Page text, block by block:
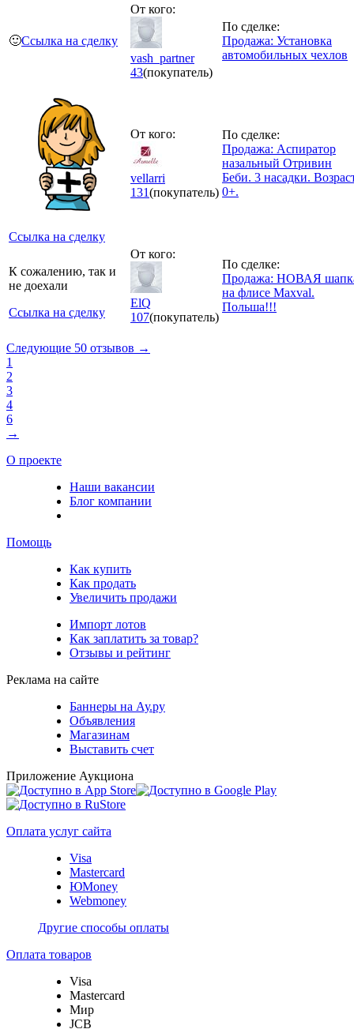
🙂Ссылка на сделку
От кого:
vash_partner
43(покупатель)
По сделке:
Продажа: Установка
автомобильных чехлов
Ссылка на сделку
От кого:
vellarri
131(покупатель)
По сделке:
Продажа: Аспиратор
назальный Отривин
Беби. 3 насадки.
0+.
К сожалению, так и
не доехали
Ссылка на сделку
От кого:
ElQ
107(покупатель)
По сделке:
Продажа: НОВАЯ
на флисе Maxval.
Польша!!!
Следующие 50 отзывов →
1
2
3
4
6
→
О проекте
Наши вакансии
Блог компании
Помощь
Как купить
Как продать
Увеличить продажи
Импорт лотов
Как заплатить за товар?
Отзывы и рейтинг
Реклама на сайте
Баннеры на Ау.ру
Объявления
Магазинам
Выставить счет
Приложение Аукциона
Оплата услуг сайта
Visa
Mastercard
ЮMoney
Webmoney
Другие способы оплаты
Оплата товаров
Visa
Mastercard
Мир
JCB